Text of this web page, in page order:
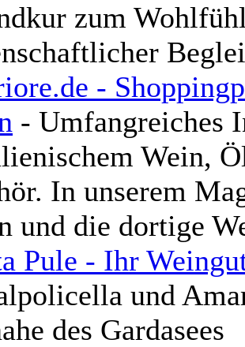
zum
-
- Umfangreiches
Wein,
In unserem
und die dortige
Pule - Ihr
und
des Gardasees